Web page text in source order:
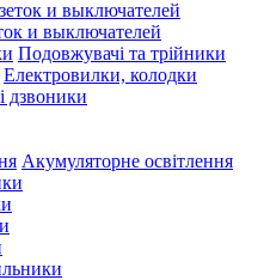
и выключателей
Подовжувачі та трійники
Електровилки, колодки
дзвоники
Акумуляторне освітлення